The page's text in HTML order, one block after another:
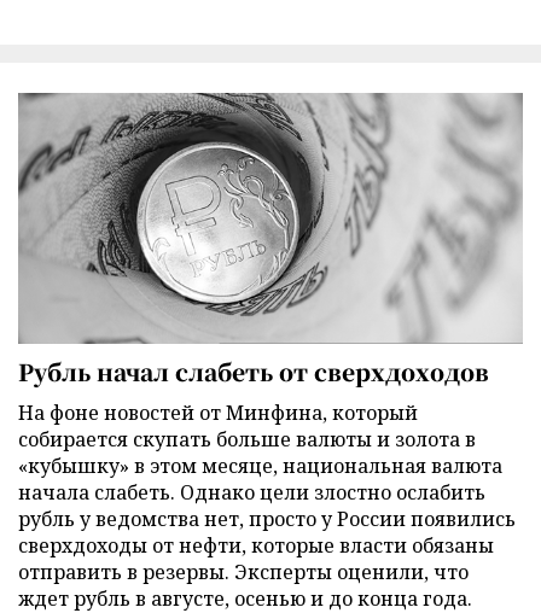
Рубль начал слабеть от сверхдоходов
На фоне новостей от Минфина, который
собирается скупать больше валюты и золота в
«кубышку» в этом месяце, национальная валюта
начала слабеть. Однако цели злостно ослабить
рубль у ведомства нет, просто у России появились
сверхдоходы от нефти, которые власти обязаны
отправить в резервы. Эксперты оценили, что
ждет рубль в августе, осенью и до конца года.